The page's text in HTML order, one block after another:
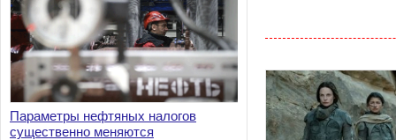
Параметры нефтяных налогов
существенно меняются